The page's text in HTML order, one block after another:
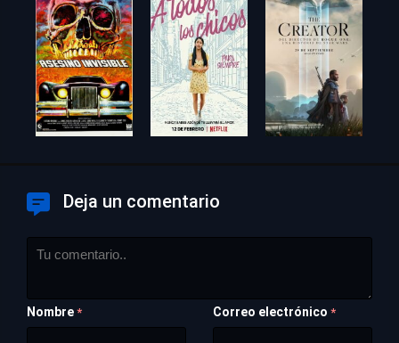
Deja un comentario
Nombre * Correo electrónico *